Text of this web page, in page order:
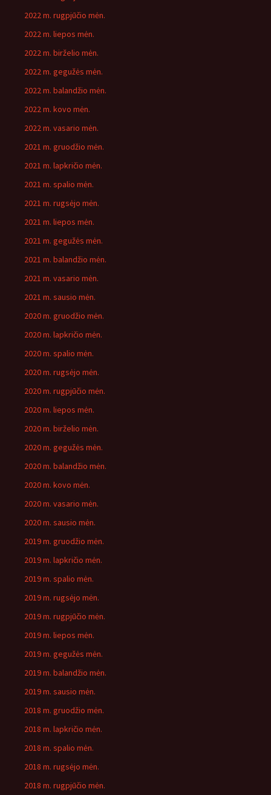
2022 m. rugpjūčio mėn.
2022 m. liepos mėn.
2022 m. birželio mėn.
2022 m. gegužės mėn.
2022 m. balandžio mėn.
2022 m. kovo mėn.
2022 m. vasario mėn.
2021 m. gruodžio mėn.
2021 m. lapkričio mėn.
2021 m. spalio mėn.
2021 m. rugsėjo mėn.
2021 m. liepos mėn.
2021 m. gegužės mėn.
2021 m. balandžio mėn.
2021 m. vasario mėn.
2021 m. sausio mėn.
2020 m. gruodžio mėn.
2020 m. lapkričio mėn.
2020 m. spalio mėn.
2020 m. rugsėjo mėn.
2020 m. rugpjūčio mėn.
2020 m. liepos mėn.
2020 m. birželio mėn.
2020 m. gegužės mėn.
2020 m. balandžio mėn.
2020 m. kovo mėn.
2020 m. vasario mėn.
2020 m. sausio mėn.
2019 m. gruodžio mėn.
2019 m. lapkričio mėn.
2019 m. spalio mėn.
2019 m. rugsėjo mėn.
2019 m. rugpjūčio mėn.
2019 m. liepos mėn.
2019 m. gegužės mėn.
2019 m. balandžio mėn.
2019 m. sausio mėn.
2018 m. gruodžio mėn.
2018 m. lapkričio mėn.
2018 m. spalio mėn.
2018 m. rugsėjo mėn.
2018 m. rugpjūčio mėn.